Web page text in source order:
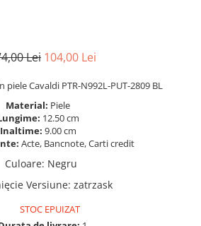
Lei 104,00 Lei
Cavaldi PTR-N992L-PUT-2809 BL
Material: Piele
12.50 cm
Inaltime: 9.00 cm
Acte, Bancnote, Carti credit
Culoare: Negru
Versiune: zatrzask
STOC EPUIZAT